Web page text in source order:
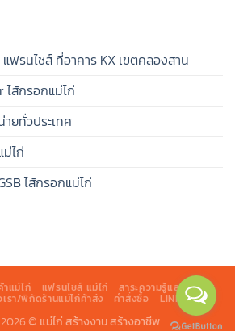
ฟรนไชส์ ที่อาคาร KX เขตคลองสาน
ไส้กรอกแม่ไก่
ยทั่วประเทศ
ไก่
ไส้กรอกแม่ไก่
แม่ไก่ แฟรนไชส์ แม่ไก่ สาระความรู้และข่าวสาร
รา/พิกัดร้านแม่ไก่ค้าส่ง คำสั่งซื้อ LINK
© แม่ไก่ สร้างงาน สร้างอาชีพ